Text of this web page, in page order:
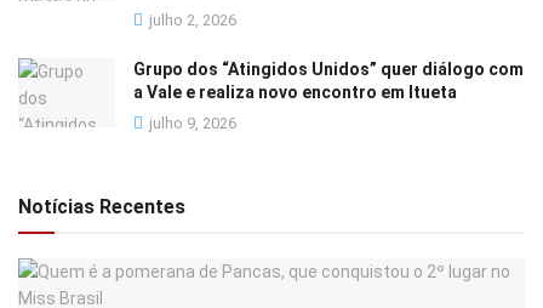
julho 2, 2026
Grupo dos “Atingidos Unidos” quer diálogo com
a Vale e realiza novo encontro em Itueta
julho 9, 2026
Notícias Recentes